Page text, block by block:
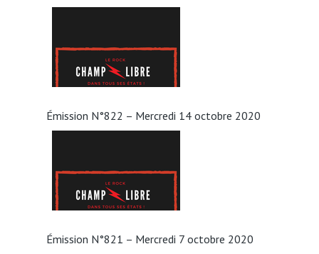
Émission N°822 – Mercredi 14 octobre 2020
Émission N°821 – Mercredi 7 octobre 2020